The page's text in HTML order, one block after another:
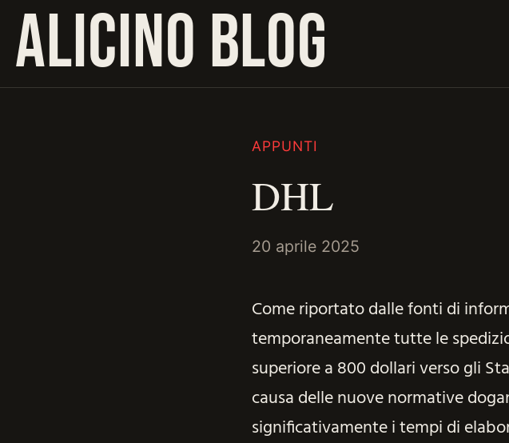
ALICINO BLOG
APPUNTI
DHL
20 aprile 2025
Come riportato dalle fonti di
temporaneamente tutte le
superiore a 800 dollari verso gli
causa delle nuove normative
significativamente i tempi di